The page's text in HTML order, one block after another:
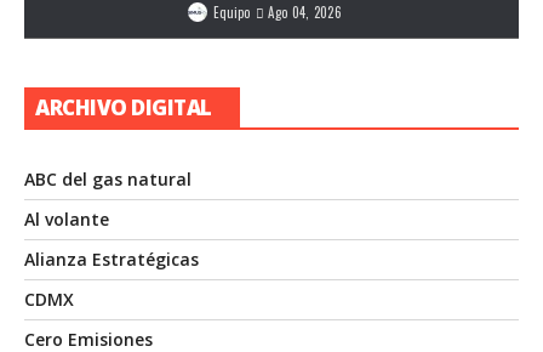
Equipo Ago 04, 2026
ARCHIVO DIGITAL
ABC del gas natural
Al volante
Alianza Estratégicas
CDMX
Cero Emisiones